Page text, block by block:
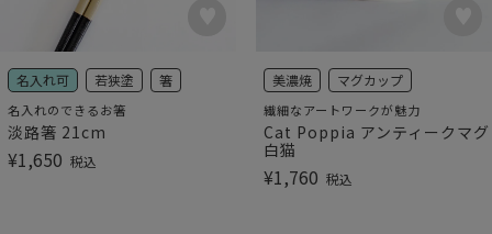
名入れ可 若狭塗 箸
名入れのできるお箸
淡路箸 21cm
¥1,650 税込
美濃焼 マグカップ
繊細なアートワークが魅力
Cat Poppia アンティークマグ
白猫
¥1,760 税込